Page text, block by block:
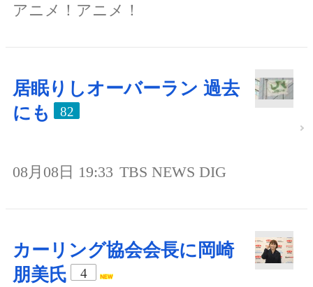
アニメ！アニメ！
居眠りしオーバーラン 過去
にも
82
08月08日 19:33 TBS NEWS DIG
カーリング協会会長に岡崎
朋美氏
4